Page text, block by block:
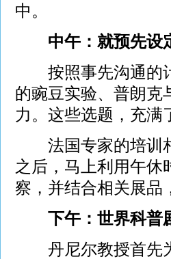
中。
中午：就预先设定
按照事先沟通的计
的豌豆实验、普朗克
力。这些选题，充满
法国专家的培训相
之后，马上利用午休
察，并结合相关展品
下午：世界科普
丹尼尔教授首先为